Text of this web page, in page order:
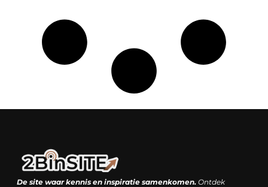
De site waar kennis en inspiratie samenkomen.Ontdek